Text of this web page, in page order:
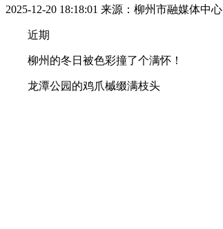
2025-12-20 18:18:01 来源：柳州市融媒体中心
近期
柳州的冬日被色彩撞了个满怀！
龙潭公园的鸡爪槭缀满枝头